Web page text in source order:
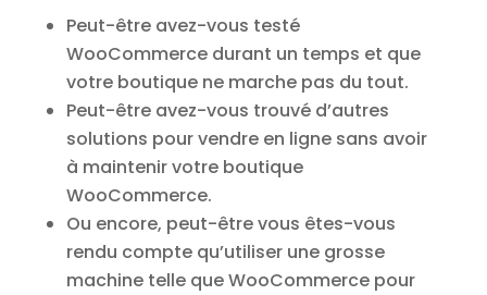
Peut-être avez-vous testé
WooCommerce durant un temps et que
votre boutique ne marche pas du tout.
Peut-être avez-vous trouvé d’autres
solutions pour vendre en ligne sans avoir
à maintenir votre boutique
WooCommerce.
Ou encore, peut-être vous êtes-vous
rendu compte qu’utiliser une grosse
machine telle que WooCommerce pour